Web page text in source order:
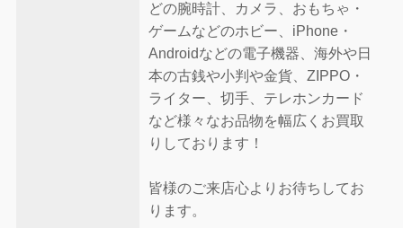
どの腕時計、カメラ、おもちゃ・
ゲームなどのホビー、iPhone・
Androidなどの電子機器、海外や日
本の古銭や小判や金貨、ZIPPO・
ライター、切手、テレホンカード
など様々なお品物を幅広くお買取
りしております！
皆様のご来店心よりお待ちしてお
ります。